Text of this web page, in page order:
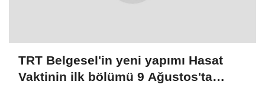
TRT Belgesel'in yeni yapımı Hasat
Vaktinin ilk bölümü 9 Ağustos'ta